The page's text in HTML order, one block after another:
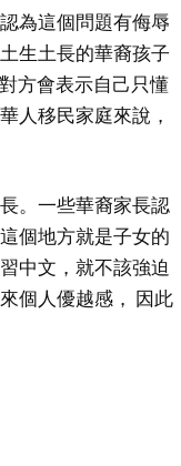
為這個問題有侮辱
生土長的華裔孩子
方會表示自己只懂
人移民家庭來說，
。一些華裔家長認
個地方就是子女的
中文，就不該強迫
個人優越感， 因此